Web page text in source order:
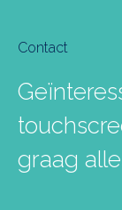
Contact
graag